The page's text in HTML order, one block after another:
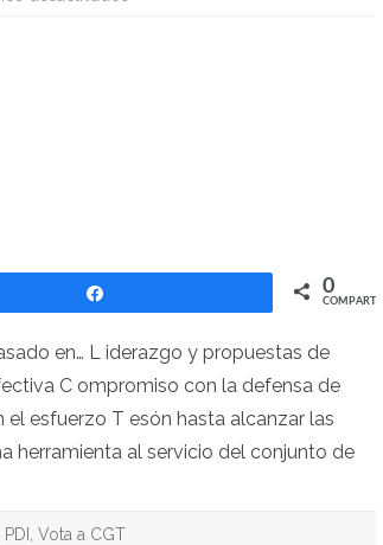
0
COMPARTIR
en… L iderazgo y propuestas de
C ompromiso con la defensa de
esfuerzo T esón hasta alcanzar las
herramienta al servicio del conjunto de
PDI Vota a CGT